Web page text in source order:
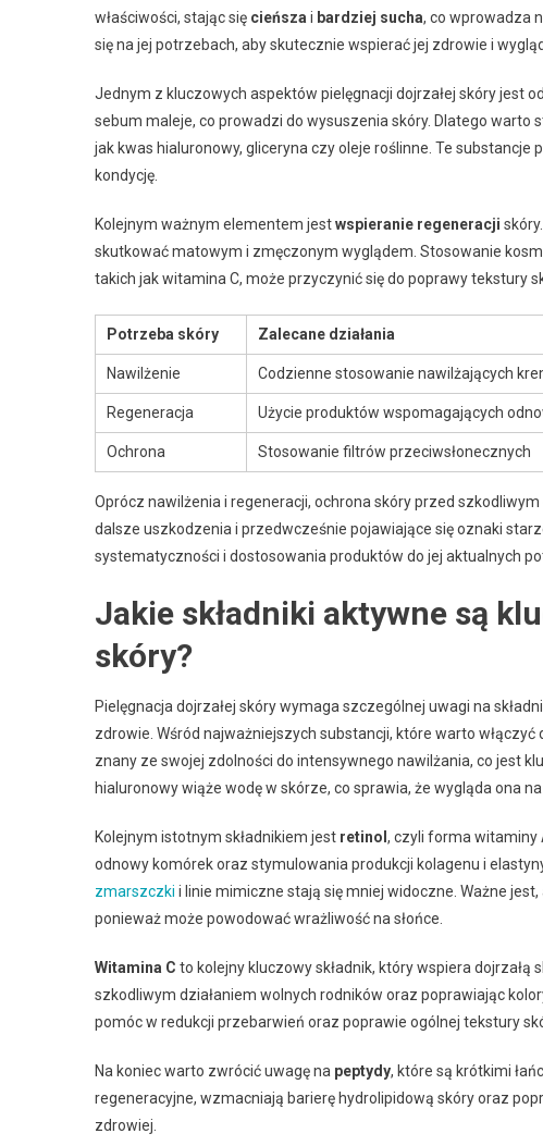
właściwości, stając się cieńsza i bardziej sucha, co wprowadza
się na jej potrzebach, aby skutecznie wspierać jej zdrowie i wygląd.
Jednym z kluczowych aspektów pielęgnacji dojrzałej skóry jest
sebum maleje, co prowadzi do wysuszenia skóry. Dlatego warto
jak kwas hialuronowy, gliceryna czy oleje roślinne. Te
kondycję.
Kolejnym ważnym elementem jestwspieranie regeneracji
skutkować matowym i zmęczonym wyglądem. Stosowanie
takich jak witamina C, może przyczynić się do poprawy tekstury
Potrzeba skóry Zalecane działania
Nawilżenie Codzienne stosowanie nawilżających
Regeneracja Użycie produktów wspomagających
Ochrona Stosowanie filtrów przeciwsłonecznych
Oprócz nawilżenia i regeneracji, ochrona skóry przed
dalsze uszkodzenia i przedwcześnie pojawiające się oznaki
systematyczności i dostosowania produktów do jej aktualnych
Jakie składniki aktywne są
skóry?
Pielęgnacja dojrzałej skóry wymaga szczególnej uwagi na
zdrowie. Wśród najważniejszych substancji, które warto włączyć
znany ze swojej zdolności do intensywnego nawilżania, co jest
hialuronowy wiąże wodę w skórze, co sprawia, że wygląda ona
Kolejnym istotnym składnikiem jest retinol , czyli forma witaminy
odnowy komórek oraz stymulowania produkcji kolagenu i
zmarszczki i linie mimiczne stają się mniej widoczne. Ważne
ponieważ może powodować wrażliwość na słońce.
Witamina C to kolejny kluczowy składnik, który wspiera dojrzałą
szkodliwym działaniem wolnych rodników oraz poprawiając
pomóc w redukcji przebarwień oraz poprawie ogólnej tekstury
Na koniec warto zwrócić uwagę na peptydy, które są krótkimi
regeneracyjne, wzmacniają barierę hydrolipidową skóry oraz
zdrowiej.